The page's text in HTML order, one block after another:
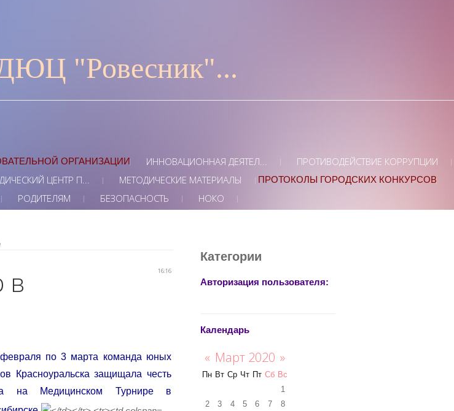
"Ровесник"...
ОРГАНИЗАЦИИ ИННОВАЦИОННАЯ ДЕЯТЕЛ...
ПРОТИВОДЕЙСТВИЕ КОРРУПЦИИ
ЦЕНТР П... МЕТОДИЧЕСКИЕ МАТЕРИАЛЫ ПРОТОКОЛЫ ГОРОДСКИХ КОНКУРСОВ
РОДИТЕЛЯМ БЕЗОПАСНОСТЬ НОКО
16:16
в
по 3 марта команда юных
Красноуральска защищала честь
на Медицинском Турнире в
Категории
Авторизация пользователя:
Календарь
« Март 2020 »
Пн Вт Ср Чт Пт Сб Вс
1
2
3 4 5 6 7
8